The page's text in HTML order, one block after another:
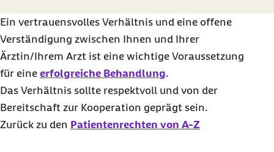
Ein vertrauensvolles Verhältnis und eine offene
Verständigung zwischen Ihnen und Ihrer
Ärztin/Ihrem Arzt ist eine wichtige Voraussetzung
für eine erfolgreiche Behandlung.
Das Verhältnis sollte respektvoll und von der
Bereitschaft zur Kooperation geprägt sein.
Zurück zu den Patientenrechten von A-Z